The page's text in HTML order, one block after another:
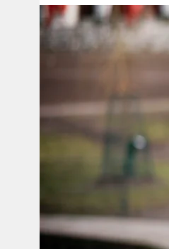
nord
wahrheit
verlag
veranstaltungen
unterstützen
abo